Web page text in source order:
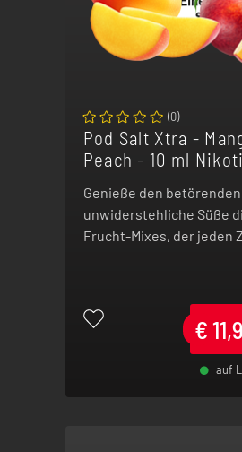
€
auf
(0)
Pod Salt Xtra -
Peach - 10 ml
Genieße den
unwiderstehliche Süße
Frucht-Mixes, der jeden